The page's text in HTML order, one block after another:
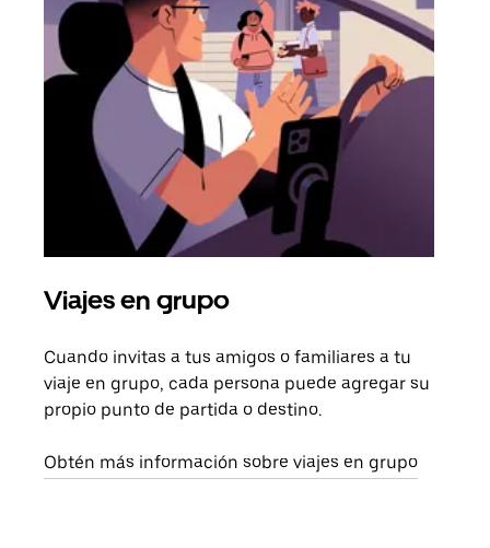
Viajes en grupo
Cuando invitas a tus amigos o familiares a tu
viaje en grupo, cada persona puede agregar su
propio punto de partida o destino.
Obtén más información sobre viajes en grupo